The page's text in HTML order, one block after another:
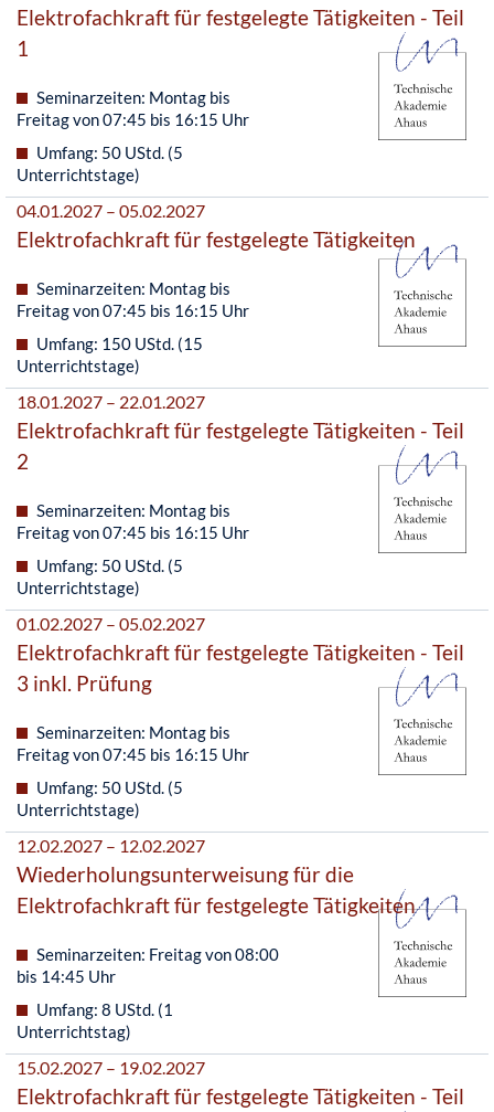
Elektrofachkraft für festgelegte Tätigkeiten - Teil
1
Seminarzeiten: Montag bis
Freitag von 07:45 bis 16:15 Uhr
Umfang: 50 UStd. (5
Unterrichtstage)
04.01.2027 – 05.02.2027
Elektrofachkraft für festgelegte Tätigkeiten
Seminarzeiten: Montag bis
Freitag von 07:45 bis 16:15 Uhr
Umfang: 150 UStd. (15
Unterrichtstage)
18.01.2027 – 22.01.2027
Elektrofachkraft für festgelegte Tätigkeiten - Teil
2
Seminarzeiten: Montag bis
Freitag von 07:45 bis 16:15 Uhr
Umfang: 50 UStd. (5
Unterrichtstage)
01.02.2027 – 05.02.2027
Elektrofachkraft für festgelegte Tätigkeiten - Teil
3 inkl. Prüfung
Seminarzeiten: Montag bis
Freitag von 07:45 bis 16:15 Uhr
Umfang: 50 UStd. (5
Unterrichtstage)
12.02.2027 – 12.02.2027
Wiederholungsunterweisung für die
Elektrofachkraft für festgelegte Tätigkeiten
Seminarzeiten: Freitag von 08:00
bis 14:45 Uhr
Umfang: 8 UStd. (1
Unterrichtstag)
15.02.2027 – 19.02.2027
Elektrofachkraft für festgelegte Tätigkeiten - Teil